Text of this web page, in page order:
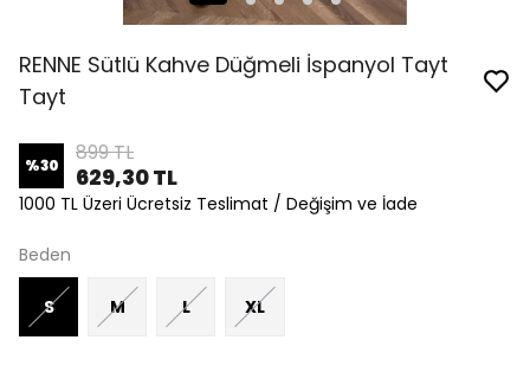
RENNE Sütlü Kahve Düğmeli İspanyol Tayt
Tayt
%30 899 TL
629,30 TL
1000 TL Üzeri Ücretsiz Teslimat / Değişim ve İade
Beden
S M L XL